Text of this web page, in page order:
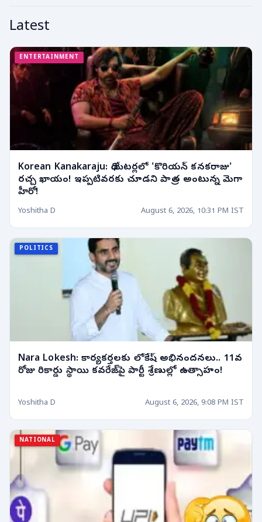
Latest
ENTERTAINMENT
Korean Kanakaraju: థియేటర్లలో 'కొరియన్ కనకరాజు'
రచ్చ ఖాయం! ఇప్పటివరకు చూడని పాత్ర అంటున్న మెగా
హీరో!
Yoshitha D August 6, 2026, 10:31 PM IST
POLITICS
Nara Lokesh: కార్యకర్తలకు లోకేష్ అభినందనలు.. 11వ
రోజు రికార్డు స్థాయి కవరేజ్‌పై పార్టీ శ్రేణుల్లో ఉత్సాహం!
Yoshitha D August 6, 2026, 9:08 PM IST
NATIONAL